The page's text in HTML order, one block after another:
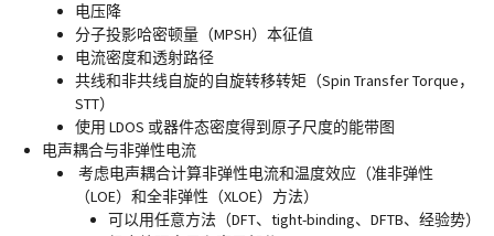
电压降
分子投影哈密顿量（MPSH）本征值
电流密度和透射路径
共线和非共线自旋的自旋转移转矩（Spin Transfer Torque，
STT）
使用 LDOS 或器件态密度得到原子尺度的能带图
电声耦合与非弹性电流
考虑电声耦合计算非弹性电流和温度效应（准非弹性
（LOE）和全非弹性（XLOE）方法）
可以用任意方法（DFT、tight-binding、DFTB、经验势）